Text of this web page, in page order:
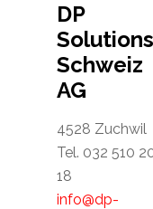
DP
Solutions
Schweiz
AG
4528 Zuchwil
Tel. 032 510
18
info@dp-